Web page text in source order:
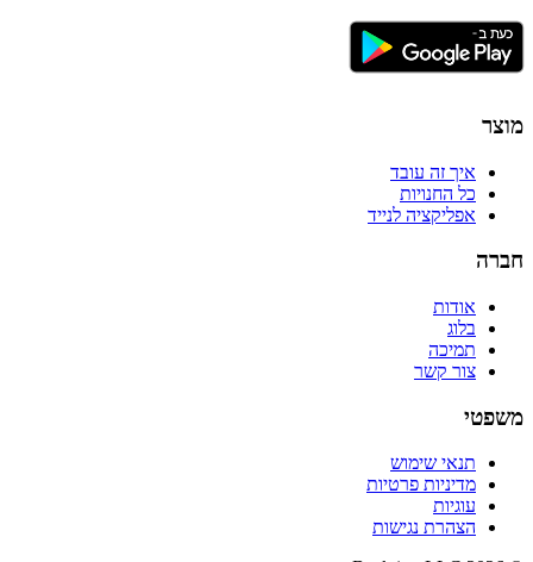
מוצר
איך זה עובד
כל החנויות
אפליקציה לנייד
חברה
אודות
בלוג
תמיכה
צור קשר
משפטי
תנאי שימוש
מדיניות פרטיות
עוגיות
הצהרת נגישות